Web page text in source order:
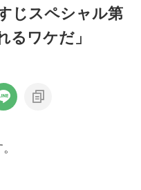
じスペシャル第
るワケだ」